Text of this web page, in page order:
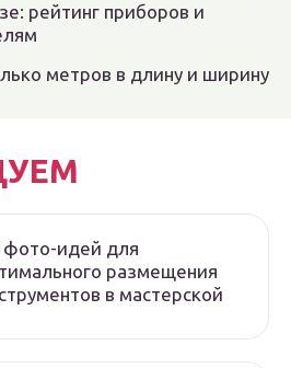
рейтинг приборов и
метров в длину и ширину
фото-идей для
размещения
в мастерской